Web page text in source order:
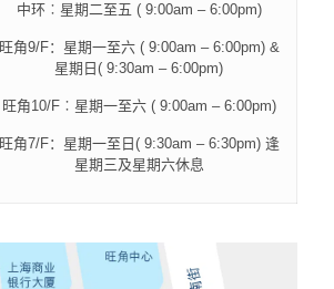
中环︰星期二至五 ( 9:00am – 6:00pm)
旺角9/F：星期一至六 ( 9:00am – 6:00pm) &
星期日( 9:30am – 6:00pm)
旺角10/F︰星期一至六 ( 9:00am – 6:00pm)
旺角7/F：星期一至日( 9:30am – 6:30pm) 逢
星期三及星期六休息